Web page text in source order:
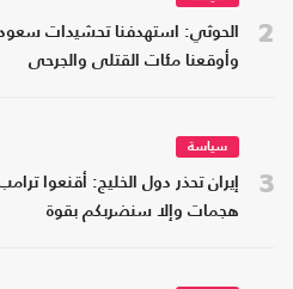
2
الحوثي: استهدفنا تحشيدات
وأوقعنا مئات القتلى والجرحى
3
سياسة
إيران تحذر دول الخليج: أقنعوا
هجمات وإلا سنضربكم بقوة